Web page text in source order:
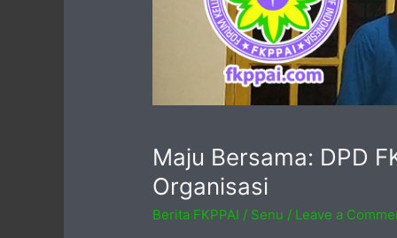
Maju Bersama: DPD
Organisasi
Berita FKPPAI / Senu / Leave a